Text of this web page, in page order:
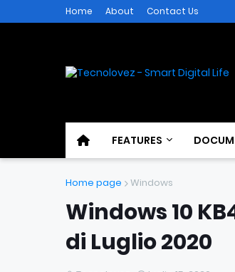
Home About Contact Us
FEATURES
Home page Windows
Windows 10
di Luglio 2020